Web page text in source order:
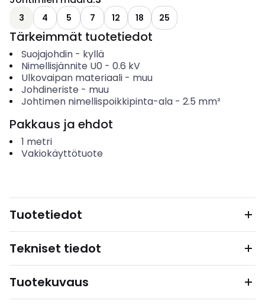
3 4 5 7 12 18 25
Tärkeimmät tuotetiedot
Suojajohdin- kyllä
Nimellisjännite U0 - 0.6 kV
Ulkovaipan materiaali- muu
Johdineriste - muu
Johtimen nimellispoikkipinta-ala- 2.5 mm²
Pakkaus ja ehdot
1 metri
Vakiokäyttötuote
Tuotetiedot
Tekniset tiedot
Tuotekuvaus